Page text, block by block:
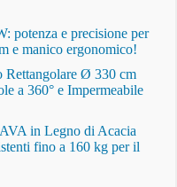
potenza e precisione per
e manico ergonomico!
Ø 330 cm
a 360° e Impermeabile
in Legno di Acacia
fino a 160 kg per il